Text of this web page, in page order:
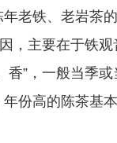
铁、老岩茶
，主要在于铁
香”，一般当季
份高的陈茶基